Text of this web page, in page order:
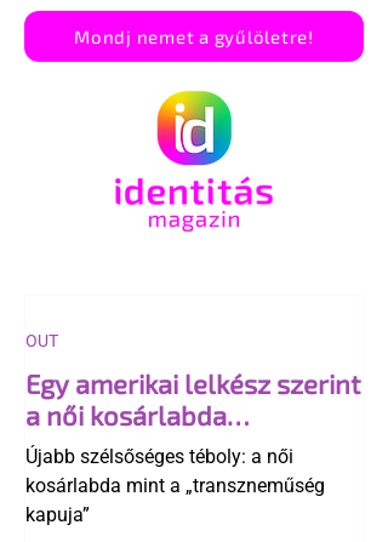
Mondj nemet a gyűlöletre!
Egy amerikai lelkész szerint
a női kosárlabda
transzneműséghez vezet
Újabb szélsőséges téboly: a női
kosárlabda mint a „transzneműség
kapuja”
OUT